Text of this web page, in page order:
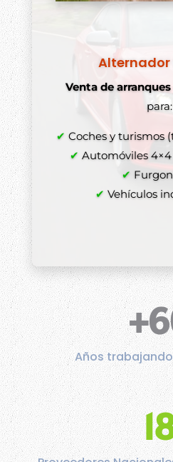
Alternador
Venta de
para:
✔ Coches y turismos
✔ Automóviles
✔
✔ Vehículos
Años